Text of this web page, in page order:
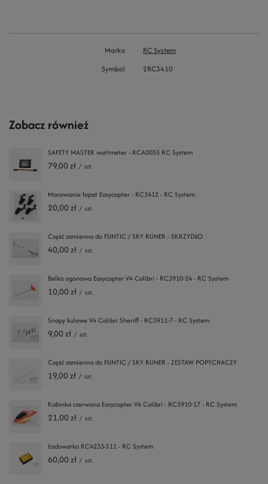
Marka
RC System
Symbol
2RC3410
Zobacz również
SAFETY MASTER wattmeter - RCA0055 RC System
79,00 zł / szt.
Mocowanie łopat Easycopter - RC3412 - RC System
20,00 zł / szt.
Część zamienna do FUNTIC / SKY RUNER - SKRZYDŁO
40,00 zł / szt.
Belka ogonowa Easycopter V4 Colibri - RC3910-24 - RC System
10,00 zł / szt.
Snapy kulowe V4 Colibri Sheriff - RC3911-7 - RC System
9,00 zł / szt.
Część zamienna do FUNTIC / SKY RUNER - ZESTAW POPYCHACZY
19,00 zł / szt.
Kabinka czerwona Easycopter V4 Colibri - RC3910-17 - RC System
21,00 zł / szt.
Ładowarka RC4233-S11 - RC System
60,00 zł / szt.